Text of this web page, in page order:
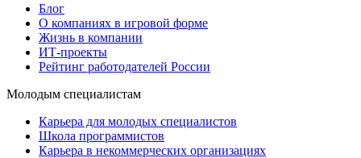
Блог
О компаниях в игровой форме
Жизнь в компании
ИТ-проекты
Рейтинг работодателей России
Молодым специалистам
Карьера для молодых специалистов
Школа программистов
Карьера в некоммерческих организациях